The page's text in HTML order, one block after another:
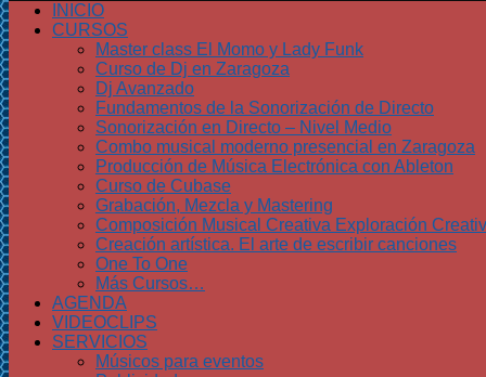
INICIO
CURSOS
Master class El Momo y Lady Funk
Curso de Dj en Zaragoza
Dj Avanzado
Fundamentos de la Sonorización de Directo
Sonorización en Directo – Nivel Medio
Combo musical moderno presencial en Zaragoza
Producción de Música Electrónica con Ableton
Curso de Cubase
Grabación, Mezcla y Mastering
Composición Musical Creativa Exploración
Creación artística. El arte de escribir canciones
One To One
Más Cursos…
AGENDA
VIDEOCLIPS
SERVICIOS
Músicos para eventos